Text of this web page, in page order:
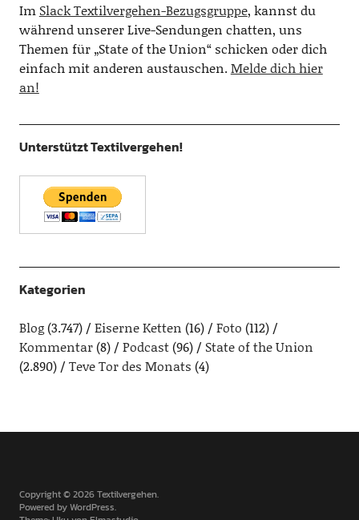
Im Slack Textilvergehen-Bezugsgruppe, kannst du
während unserer Live-Sendungen chatten, uns
Themen für „State of the Union“ schicken oder dich
einfach mit anderen austauschen.Melde dich hier
an!
Unterstützt Textilvergehen!
Kategorien
Blog(3.747) Eiserne Ketten (16) Foto (112)
Kommentar(8) Podcast(96)
State of the Union
(2.890)
Teve Tor des Monats (4)
Copyright © 2026 Textilvergehen
Powered byWordPress